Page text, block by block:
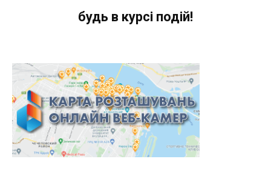
будь в курсі подій!